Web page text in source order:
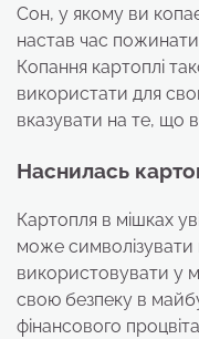
Сон, у якому ви
настав час
Копання картоплі
використати для
вказувати на те, що
Наснилась
Картопля в мішках
може символізувати
використовувати у
свою безпеку в
фінансового